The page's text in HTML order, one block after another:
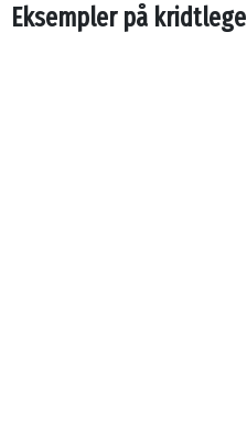
Eksempler på kridtlege